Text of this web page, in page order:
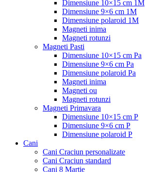
Dimensiune 10×15 cm 1M
Dimensiune 9×6 cm 1M
Dimensiune polaroid 1M
Magneti inima
Magneti rotunzi
Magneti Pasti
Dimensiune 10×15 cm Pa
Dimensiune 9×6 cm Pa
Dimensiune polaroid Pa
Magneti inima
Magneti ou
Magneti rotunzi
Magneti Primavara
Dimensiune 10×15 cm P
Dimensiune 9×6 cm P
Dimensiune polaroid P
Cani
Cani Craciun personalizate
Cani Craciun standard
Cani 8 Martie